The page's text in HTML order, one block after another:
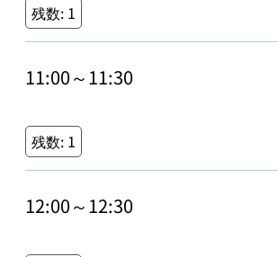
残数: 1
11:00～11:30
残数: 1
12:00～12:30